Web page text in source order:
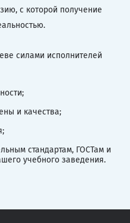
с которой получение
силами исполнителей
и качества;
стандартам, ГОСТам и
учебного заведения.